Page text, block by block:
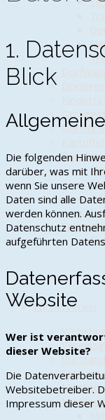
Förderverein
Vorstand
Satzung
Mitglied
1.
Blick
Die folgenden
darüber, was mit
wenn Sie unsere
Daten sind alle
werden können.
Datenschutz
aufgeführten
Website
Wer ist
dieser Website?
Die
Websitebetreiber.
Impressum dieser